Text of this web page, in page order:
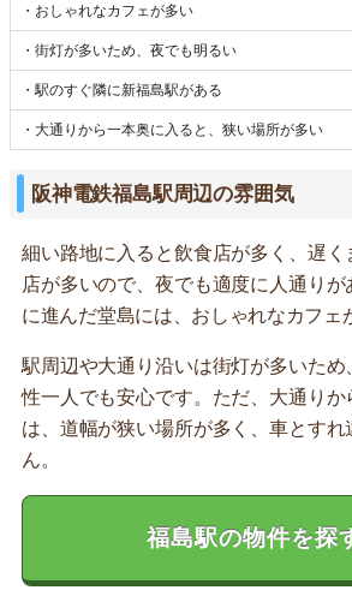
・おしゃれなカフェが多い
・街灯が多いため、夜でも明るい
・駅のすぐ隣に新福島駅がある
・大通りから一本奥に入ると、狭い場所が多い
阪神電鉄福島駅周辺の雰囲気
細い路地に入ると飲食店が多く、遅く
店が多いので、夜でも適度に人通り
に進んだ堂島には、おしゃれなカフェ
駅周辺や大通り沿いは街灯が多いた
性一人でも安心です。ただ、大通りか
は、道幅が狭い場所が多く、車とす
ん。
福島駅の物件を探